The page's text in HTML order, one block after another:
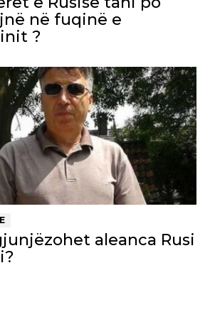
në fuqinë e
?
aleanca Rusi